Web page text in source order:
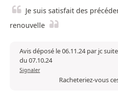
Je suis satisfait des
renouvelle
Avis déposé le 06.11.24 par jc
du 07.10.24
Signaler
Racheteriez-vous